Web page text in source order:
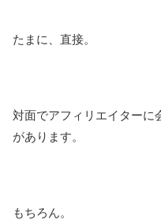
たまに、直接。
対面でアフィリエイターに
があります。
もちろん。